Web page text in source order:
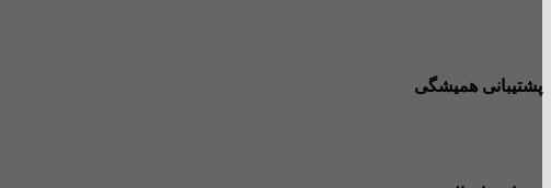
پشتیبانی همیشگی